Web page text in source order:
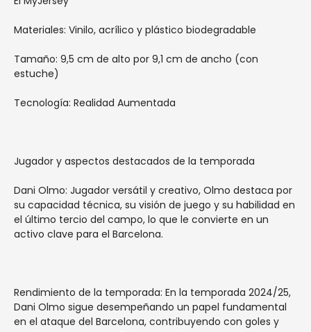
Materiales: Vinilo, acrílico y plástico biodegradable
Tamaño: 9,5 cm de alto por 9,1 cm de ancho (con
estuche)
Tecnología: Realidad Aumentada
Jugador y aspectos destacados de la temporada
Dani Olmo: Jugador versátil y creativo, Olmo destaca por
su capacidad técnica, su visión de juego y su habilidad en
el último tercio del campo, lo que le convierte en un
activo clave para el Barcelona.
Rendimiento de la temporada: En la temporada 2024/25,
Dani Olmo sigue desempeñando un papel fundamental
en el ataque del Barcelona, contribuyendo con goles y